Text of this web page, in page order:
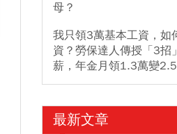
母？
我只領3萬基本工資，如
資？勞保達人傳授「3招
薪，年金月領1.3萬變
最新文章